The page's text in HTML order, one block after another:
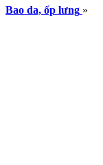
Bao da, ốp lưng »